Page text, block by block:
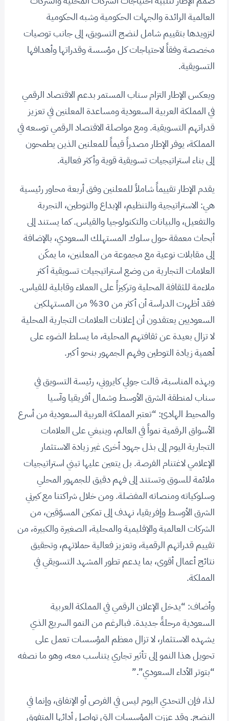
العالمية الرائدة والجهات الحكومية وشبه الحكومية
لتزويدها بتقييم شامل لنضج التسويق، إلى جانب توصيات
مخصصة وفقاً لاحتياجات كل مؤسسة وقدراتها وأهدافها
التسويقية.
ويعكس الإطار التزام سناب المستمر بدعم الاقتصاد الرقمي
في المملكة العربية السعودية ومساعدة المعلنين في تعزيز
قدراتهم التسويقية. ومع مواصلة الاقتصاد الرقمي توسعه في
المملكة، يوفر الإطار مصدراً قيماً للمعلنين الذين يطمحون
إلى بناء استراتيجيات تسويقية قوية وأكثر فعالية.
يقدم الإطار تقييماً شاملاً للمعلنين وفق أربعة محاور رئيسية
هي: الاستراتيجية والتنظيم، الإبداع والتوطين، التجربة
والتفعيل، والبيانات والتكنولوجيا والقياس. كما يستند إلى
أبحاث معمقة حول سلوك المستهلك السعودي، بالإضافة
إلى مقابلات نوعية مع مجموعة من المعلنين، ما يمكّن
العلامات التجارية من وضع استراتيجيات تسويقية أكثر
ملاءمة للثقافة المحلية وتركيزاً على العملاء وقابلية للقياس.
فقد أظهرت الدراسة أن أكثر من 30% من المستهلكين
السعوديين يعتقدون أن إعلانات العلامات التجارية المحلية
لا تزال بعيدة عن ثقافتهم المحلية، ما يسلط الضوء على
أهمية زيادة التوطين وفهم الجمهور بنحو أكبر.
وبهذه المناسبة، قالت جولي كايروني، رئيسة التسويق في
سناب لمنطقة الشرق الأوسط وشمال أفريقيا وآسيا
والمحيط الهادئ: “تعتبر المملكة العربية السعودية من أسرع
الأسواق الرقمية نمواً في العالم، وينبغي على العلامات
التجارية اليوم إلى بذل جهود أخرى غير زيادة الاستثمار
الإعلامي لاغتنام الفرصة. بل يتعين عليها تبني استراتيجيات
ملائمة للسوق وتستند إلى فهم دقيق للجمهور المحلي
وسلوكياته ومنصاته المفضلة. ومن خلال شراكتنا مع كيرني
الشرق الأوسط وإفريقيا، نهدف إلى تمكين المسوّقين، من
الشركات العالمية والإقليمية والمحلية، الصغيرة والكبيرة، من
تقييم قدراتهم الرقمية، وتعزيز فعالية حملاتهم، وتحقيق
نتائج أعمال أقوى، بما يدعم تطور المشهد التسويقي في
المملكة.
وأضاف: “يدخل الإعلان الرقمي في المملكة العربية
السعودية مرحلةً جديدة. فبالرغم من النمو السريع الذي
يشهده الاستثمار، لا تزال معظم المؤسسات تعمل على
تحويل هذا النمو إلى تأثير تجاري يتناسب معه، وهو ما نصفه
“بتوتر الأداء السعودي”.”
لذا، فإن التحدي اليوم ليس في الفرص أو الإنفاق، وإنما في
النضج. وقد عززت المؤسسات التي تواصل أدائها المتفوق